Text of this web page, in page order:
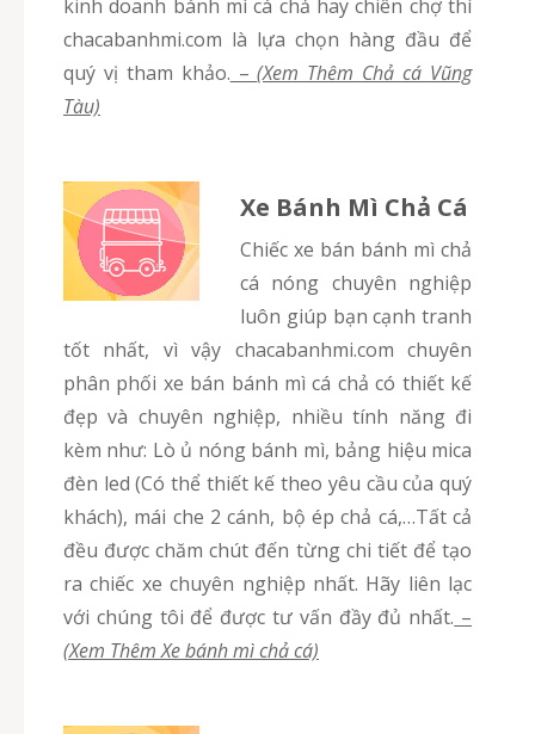
kinh doanh bánh mì cá chả hay chiên chợ thì
chacabanhmi.com là lựa chọn hàng đầu để
quý vị tham khảo. –(Xem Thêm Chả cá Vũng
Tàu)
Xe Bánh Mì Chả Cá
Chiếc xe bán bánh mì chả
cá nóng chuyên nghiệp
luôn giúp bạn cạnh tranh
tốt nhất, vì vậy chacabanhmi.com chuyên
phân phối xe bán bánh mì cá chả có thiết kế
đẹp và chuyên nghiệp, nhiều tính năng đi
kèm như: Lò ủ nóng bánh mì, bảng hiệu mica
đèn led (Có thể thiết kế theo yêu cầu của quý
khách), mái che 2 cánh, bộ ép chả cá,…Tất cả
đều được chăm chút đến từng chi tiết để tạo
ra chiếc xe chuyên nghiệp nhất. Hãy liên lạc
với chúng tôi để được tư vấn đầy đủ nhất. –
(Xem Thêm Xe bánh mì chả cá)